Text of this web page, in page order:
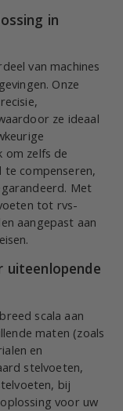
in
van machines
Onze
ze ideaal
om zelfs de
te compenseren,
Met
tot rvs-
aangepast aan
uiteenlopende
scala aan
maten (zoals
en
stelvoeten,
bij
voor uw